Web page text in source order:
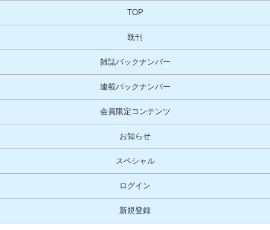
TOP
既刊
雑誌バックナンバー
連載バックナンバー
会員限定コンテンツ
お知らせ
スペシャル
ログイン
新規登録